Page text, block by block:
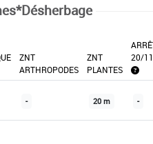
ZNT
ARTHROPODES
ZNT
PLANTES
20/
- 20 m -